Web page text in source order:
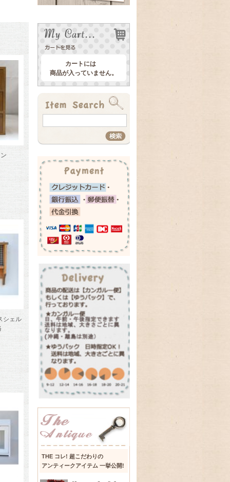
シェル
カートには
商品が入っていません。
THE コレ! 超こだわりの
アンティークアイテム 一挙公開!